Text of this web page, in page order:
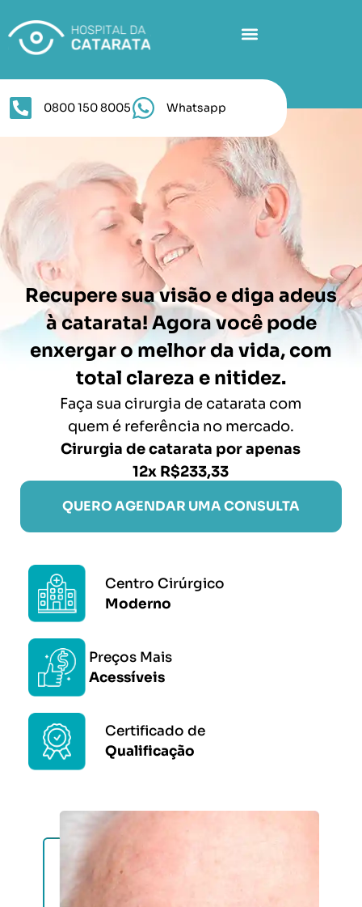
0800 150 8005 Whatsapp
Recupere sua visão e diga adeus
à catarata! Agora você pode
enxergar o melhor da vida, com
total clareza e nitidez.
Faça sua cirurgia de catarata com
quem é referência no mercado.
Cirurgia de catarata por apenas
12x R$233,33
QUERO AGENDAR UMA CONSULTA
Centro Cirúrgico
Moderno
Preços Mais
Acessíveis
Certificado de
Qualificação